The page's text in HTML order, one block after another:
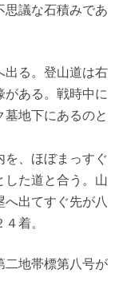
議な石積みであ
出る。登山道は右
ある。戦時中に
地下にあるのと
を、ほぼまっすぐ
した道と合う。山
出てすぐ先が八
着。
二地帯標第八号が